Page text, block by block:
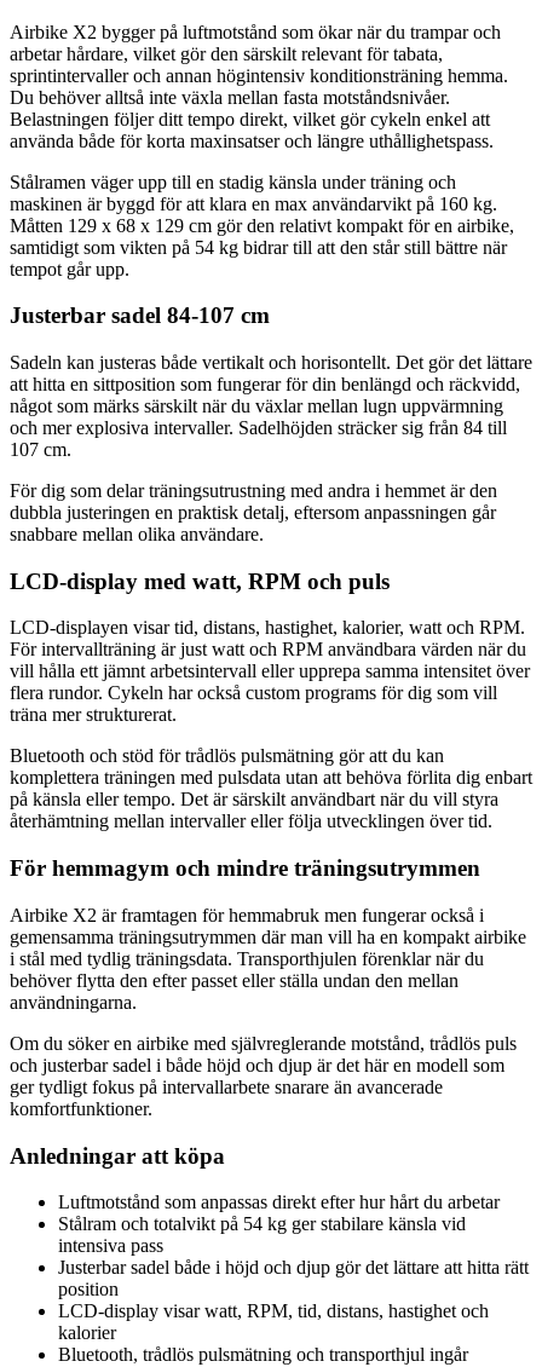
Airbike X2 bygger på luftmotstånd som ökar när du trampar och
arbetar hårdare, vilket gör den särskilt relevant för tabata,
sprintintervaller och annan högintensiv konditionsträning hemma.
Du behöver alltså inte växla mellan fasta motståndsnivåer.
Belastningen följer ditt tempo direkt, vilket gör cykeln enkel att
använda både för korta maxinsatser och längre uthållighetspass.
Stålramen väger upp till en stadig känsla under träning och
maskinen är byggd för att klara en max användarvikt på 160 kg.
Måtten 129 x 68 x 129 cm gör den relativt kompakt för en airbike,
samtidigt som vikten på 54 kg bidrar till att den står still bättre när
tempot går upp.
Justerbar sadel 84-107 cm
Sadeln kan justeras både vertikalt och horisontellt. Det gör det lättare
att hitta en sittposition som fungerar för din benlängd och räckvidd,
något som märks särskilt när du växlar mellan lugn uppvärmning
och mer explosiva intervaller. Sadelhöjden sträcker sig från 84 till
107 cm.
För dig som delar träningsutrustning med andra i hemmet är den
dubbla justeringen en praktisk detalj, eftersom anpassningen går
snabbare mellan olika användare.
LCD-display med watt, RPM och puls
LCD-displayen visar tid, distans, hastighet, kalorier, watt och RPM.
För intervallträning är just watt och RPM användbara värden när du
vill hålla ett jämnt arbetsintervall eller upprepa samma intensitet över
flera rundor. Cykeln har också custom programs för dig som vill
träna mer strukturerat.
Bluetooth och stöd för trådlös pulsmätning gör att du kan
komplettera träningen med pulsdata utan att behöva förlita dig enbart
på känsla eller tempo. Det är särskilt användbart när du vill styra
återhämtning mellan intervaller eller följa utvecklingen över tid.
För hemmagym och mindre träningsutrymmen
Airbike X2 är framtagen för hemmabruk men fungerar också i
gemensamma träningsutrymmen där man vill ha en kompakt airbike
i stål med tydlig träningsdata. Transporthjulen förenklar när du
behöver flytta den efter passet eller ställa undan den mellan
användningarna.
Om du söker en airbike med självreglerande motstånd, trådlös puls
och justerbar sadel i både höjd och djup är det här en modell som
ger tydligt fokus på intervallarbete snarare än avancerade
komfortfunktioner.
Anledningar att köpa
Luftmotstånd som anpassas direkt efter hur hårt du arbetar
Stålram och totalvikt på 54 kg ger stabilare känsla vid
intensiva pass
Justerbar sadel både i höjd och djup gör det lättare att hitta rätt
position
LCD-display visar watt, RPM, tid, distans, hastighet och
kalorier
Bluetooth, trådlös pulsmätning och transporthjul ingår